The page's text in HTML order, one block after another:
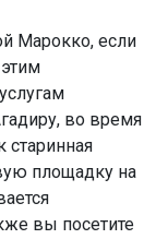
Марокко, если
во время
старинная
площадку на
вы посетите